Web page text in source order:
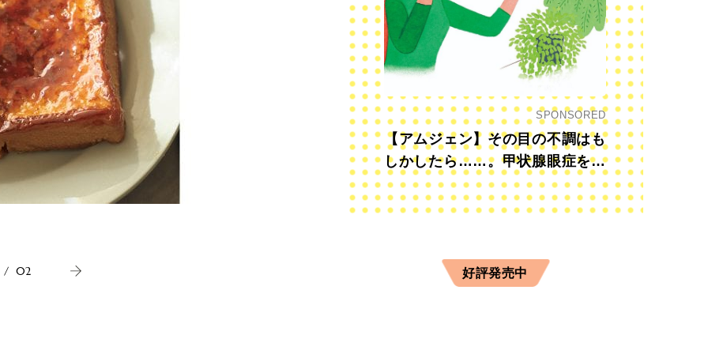
/ 02
SPONSORED
【アムジェン】その目の不調はも
しかしたら……。甲状腺眼症を知
っていますか？
好評発売中